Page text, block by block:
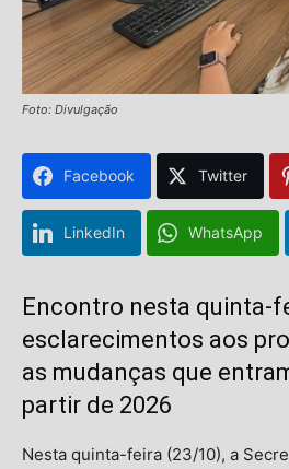
Foto: Divulgação
Facebook Twitter
LinkedIn WhatsApp
Encontro nesta quinta-
esclarecimentos aos
as mudanças que
partir de 2026
Nesta quinta-feira (23/10), a